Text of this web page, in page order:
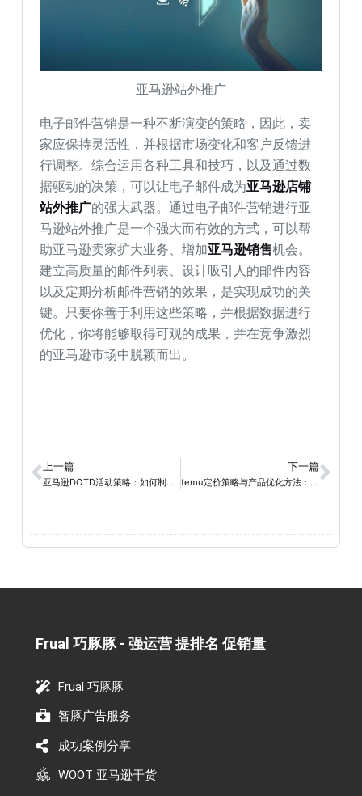
亚马逊站外推广
电子邮件营销是一种不断演变的策略，因此，卖
家应保持灵活性，并根据市场变化和客户反馈进
行调整。综合运用各种工具和技巧，以及通过数
据驱动的决策，可以让电子邮件成为亚马逊店铺
站外推广的强大武器。通过电子邮件营销进行亚
马逊站外推广是一个强大而有效的方式，可以帮
助亚马逊卖家扩大业务、增加亚马逊销售机会。
建立高质量的邮件列表、设计吸引人的邮件内容
以及定期分析邮件营销的效果，是实现成功的关
键。只要你善于利用这些策略，并根据数据进行
优化，你将能够取得可观的成果，并在竞争激烈
的亚马逊市场中脱颖而出。
上一篇
亚马逊DOTD活动策略：如何制定具有吸引力的特价和限量计划
下一篇
temu定价策略与产品优化方法：亚马逊卖家的成功之道
Frual 巧豚豚 - 强运营 提排名 促销量​
Frual 巧豚豚
智豚广告服务
成功案例分享
WOOT 亚马逊干货